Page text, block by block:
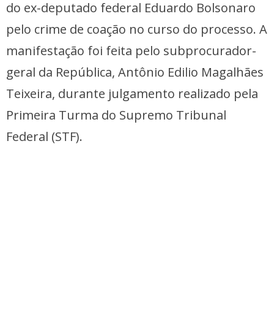
do ex-deputado federal Eduardo Bolsonaro
pelo crime de coação no curso do processo. A
manifestação foi feita pelo subprocurador-
geral da República, Antônio Edilio Magalhães
Teixeira, durante julgamento realizado pela
Primeira Turma do Supremo Tribunal
Federal (STF).